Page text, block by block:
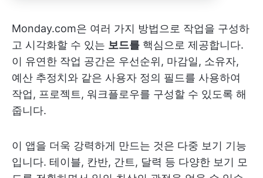
Monday.com은 여러 가지 방법으로 작업을 구성하
고 시각화할 수 있는 보드를 핵심으로 제공합니다.
이 유연한 작업 공간은 우선순위, 마감일, 소유자,
예산 추정치와 같은 사용자 정의 필드를 사용하여
작업, 프로젝트, 워크플로우를 구성할 수 있도록 해
줍니다.
이 앱을 더욱 강력하게 만드는 것은 다중 보기 기능
입니다. 테이블, 칸반, 간트, 달력 등 다양한 보기 모